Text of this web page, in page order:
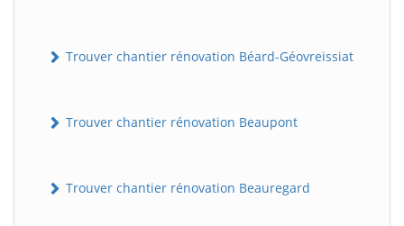
Trouver chantier rénovation Béard-Géovreissiat
Trouver chantier rénovation Beaupont
Trouver chantier rénovation Beauregard